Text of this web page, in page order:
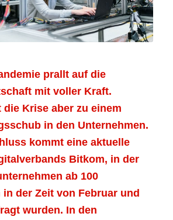
prallt auf die
mit voller Kraft.
Krise aber zu einem
in den Unternehmen.
kommt eine aktuelle
Bitkom, in der
ab 100
der Zeit von Februar und
wurden. In den